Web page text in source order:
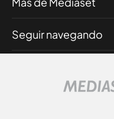
Seguir navegando